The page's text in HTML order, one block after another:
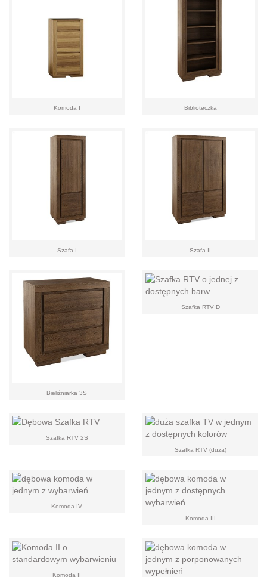
Komoda I Biblioteczka
Szafa I Szafa II
Bieliźniarka 3S
Szafka RTV D
Szafka RTV 2S
Szafka RTV (duża)
Komoda IV
Komoda III
Komoda II